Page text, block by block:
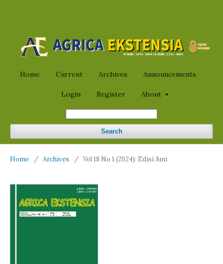
Home Current Archives Announcements
Login Register About
Search
Home / Archives / Vol 18 No 1 (2024): Edisi Juni